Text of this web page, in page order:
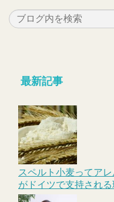
最新記事
スペルト小麦ってア
がドイツで支持される